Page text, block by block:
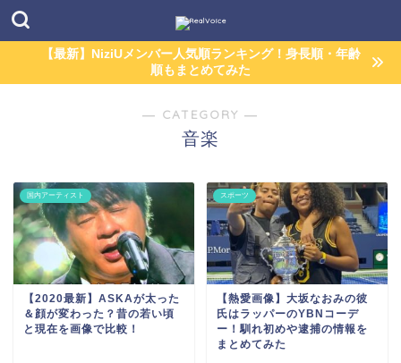
【最新】NiziUメンバー人気順ランキング！身長順・年齢
順もまとめてみた
― CATEGORY ―
音楽
国内アーティスト
【2020最新】ASKAが太った
＆顔が変わった？昔の若い頃
と現在を画像で比較！
スポーツ
【熱愛画像】大坂なおみの彼
氏はラッパーのYBNコーデ
ー！馴れ初めや逮捕の情報を
まとめてみた